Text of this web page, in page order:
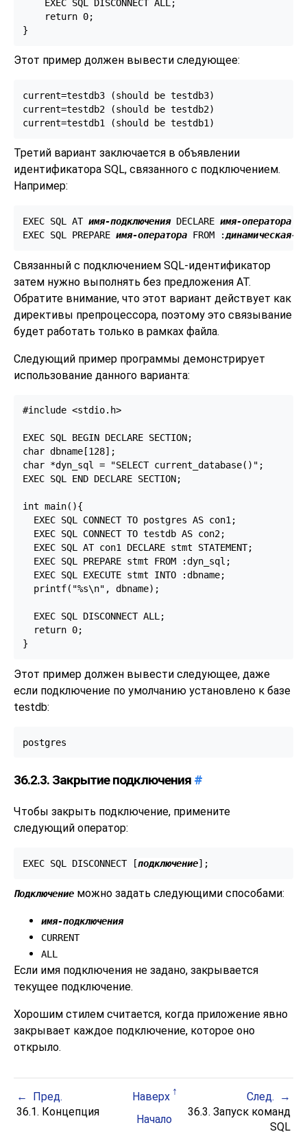
    EXEC SQL DISCONNECT ALL;
    return 0;
Этот пример должен вывести следующее:
current=testdb3 (should be testdb3)
current=testdb2 (should be testdb2)
Третий вариант заключается в объявлении
идентификатора SQL, связанного с подключением.
Например:
EXEC SQL AT имя-подключения DECLARE имя-оператора
EXEC SQL PREPARE имя-оператора FROM :динамическая-
Связанный с подключением SQL-идентификатор
затем нужно выполнять без предложения AT.
Обратите внимание, что этот вариант действует как
директивы препроцессора, поэтому это связывание
будет работать только в рамках файла.
Следующий пример программы демонстрирует
использование данного варианта:
#include <stdio.h>
EXEC SQL BEGIN DECLARE SECTION;
char dbname[128];
char *dyn_sql = "SELECT current_database()";
EXEC SQL END DECLARE SECTION;
int main(){
  EXEC SQL CONNECT TO postgres AS con1;
  EXEC SQL CONNECT TO testdb AS con2;
  EXEC SQL AT con1 DECLARE stmt STATEMENT;
  EXEC SQL PREPARE stmt FROM :dyn_sql;
  EXEC SQL EXECUTE stmt INTO :dbname;
  printf("%s\n", dbname);
  EXEC SQL DISCONNECT ALL;
  return 0;
Этот пример должен вывести следующее, даже
если подключение по умолчанию установлено к базе
testdb:
36.2.3. Закрытие подключения #
Чтобы закрыть подключение, примените
следующий оператор:
EXEC SQL DISCONNECT [подключение];
Подключение можно задать следующими способами:
имя-подключения
CURRENT
ALL
Если имя подключения не задано, закрывается
текущее подключение.
Хорошим стилем считается, когда приложение явно
закрывает каждое подключение, которое оно
открыло.
Пред. Наверх
След.
36.1. Концепция
Начало
36.3. Запуск команд
SQL